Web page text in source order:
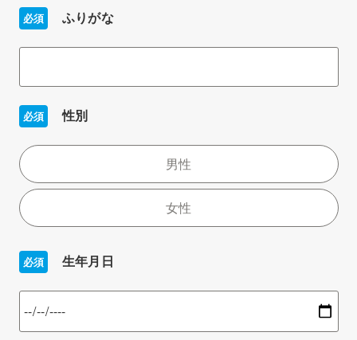
必須 ふりがな
必須 性別
男性
女性
必須 生年月日